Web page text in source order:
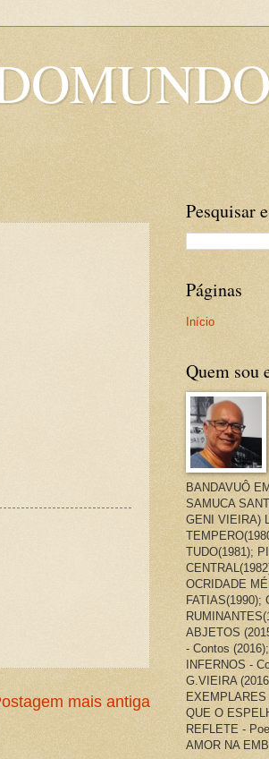
mais antiga
Pesquisar
Páginas
Início
Quem sou
BANDAVUÔ
SAMUCA
GENI VIEIRA)
TUDO(1981);
OCRIDADE
FATIAS(1990);
ABJETOS
- Contos
INFERNOS -
G.VIEIRA
QUE O
REFLETE -
AMOR NA